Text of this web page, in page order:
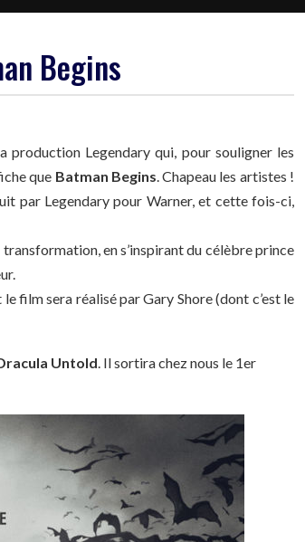
Begins
production Legendary qui, pour souligner les
que Batman Begins. Chapeau les artistes !
par Legendary pour Warner, et cette fois-ci,
en s’inspirant du célèbre prince
film sera réalisé par Gary Shore (dont c’est le
Untold. Il sortira chez nous le 1er